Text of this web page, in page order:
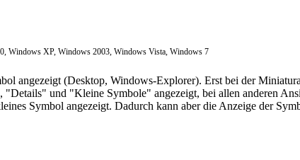
Windows XP, Windows 2003, Windows Vista, Windows 7
angezeigt (Desktop, Windows-Explorer). Erst bei der
und "Kleine Symbole" angezeigt, bei allen anderen
Symbol angezeigt. Dadurch kann aber die Anzeige der